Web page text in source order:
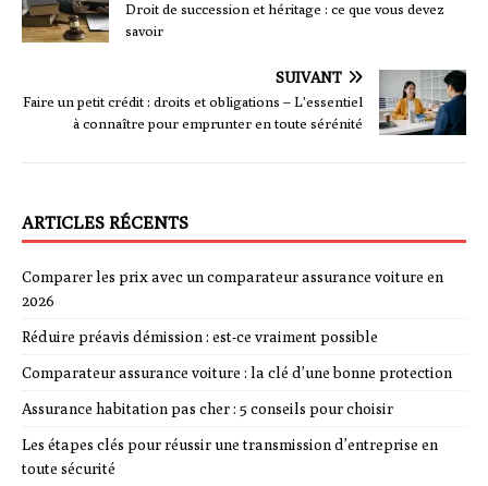
Droit de succession et héritage : ce que vous devez
savoir
SUIVANT
Faire un petit crédit : droits et obligations – L’essentiel
à connaître pour emprunter en toute sérénité
ARTICLES RÉCENTS
Comparer les prix avec un comparateur assurance voiture en
2026
Réduire préavis démission : est-ce vraiment possible
Comparateur assurance voiture : la clé d’une bonne protection
Assurance habitation pas cher : 5 conseils pour choisir
Les étapes clés pour réussir une transmission d’entreprise en
toute sécurité